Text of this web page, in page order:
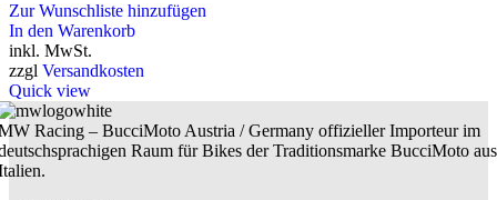
Zur Wunschliste hinzufügen
In den Warenkorb
inkl. MwSt.
zzgl Versandkosten
Quick view
Racing – BucciMoto Austria / Germany offizieller Importeur im
Raum für Bikes der Traditionsmarke BucciMoto aus